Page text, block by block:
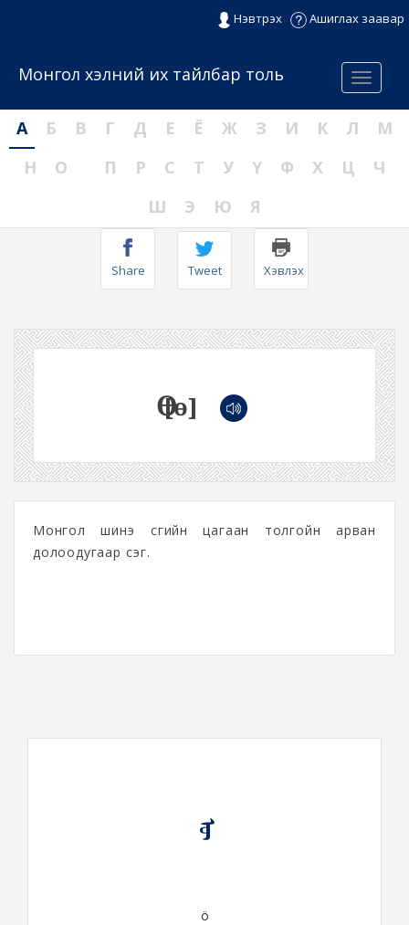
Нэвтрэх Ашиглах заавар
Menu
Монгол хэлний их тайлбар толь
А Б В Г Д Е Ё Ж З И К Л
М
Н
О П Р С Т У Ү Ф Х Ц
Ч
Ш
Э Ю Я
Share Tweet Хэвлэх
Ө[ɵ]
Монгол шинэ үсгийн цагаан толгойн арван
долоодугаар үсэг.
ᠥ
ö